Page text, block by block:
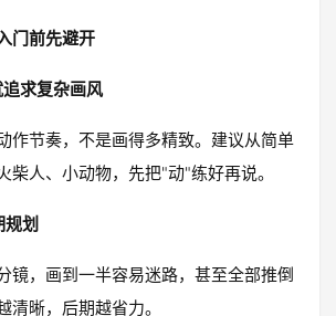
门前先避开
求复杂画风
作节奏，不是画得多精致。建议从简单
柴人、小动物，先把"动"练好再说。
划
镜，画到一半容易迷路，甚至全部推倒
清晰，后期越省力。